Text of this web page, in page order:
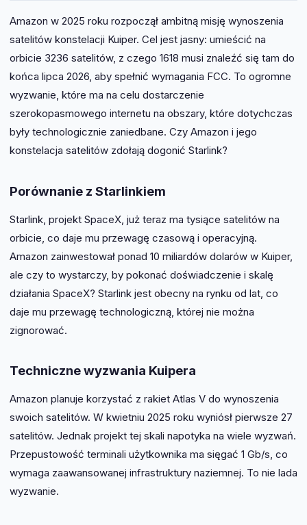
Amazon w 2025 roku rozpoczął ambitną misję wynoszenia
satelitów konstelacji Kuiper. Cel jest jasny: umieścić na
orbicie 3236 satelitów, z czego 1618 musi znaleźć się tam do
końca lipca 2026, aby spełnić wymagania FCC. To ogromne
wyzwanie, które ma na celu dostarczenie
szerokopasmowego internetu na obszary, które dotychczas
były technologicznie zaniedbane. Czy Amazon i jego
konstelacja satelitów zdołają dogonić Starlink?
Porównanie z Starlinkiem
Starlink, projekt SpaceX, już teraz ma tysiące satelitów na
orbicie, co daje mu przewagę czasową i operacyjną.
Amazon zainwestował ponad 10 miliardów dolarów w Kuiper,
ale czy to wystarczy, by pokonać doświadczenie i skalę
działania SpaceX? Starlink jest obecny na rynku od lat, co
daje mu przewagę technologiczną, której nie można
zignorować.
Techniczne wyzwania Kuipera
Amazon planuje korzystać z rakiet Atlas V do wynoszenia
swoich satelitów. W kwietniu 2025 roku wyniósł pierwsze 27
satelitów. Jednak projekt tej skali napotyka na wiele wyzwań.
Przepustowość terminali użytkownika ma sięgać 1 Gb/s, co
wymaga zaawansowanej infrastruktury naziemnej. To nie lada
wyzwanie.